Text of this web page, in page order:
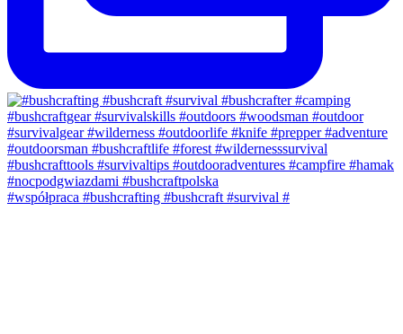
#współpraca #bushcrafting #bushcraft #survival #